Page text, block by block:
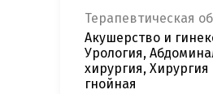
Терапевтическая
Акушерство и
Урология,
хирургия, Хирургия
гнойная